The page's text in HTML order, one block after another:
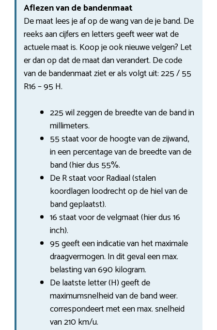
Aflezen van de bandenmaat
De maat lees je af op de wang van de je band. De
reeks aan cijfers en letters geeft weer wat de
actuele maat is. Koop je ook nieuwe velgen? Let
er dan op dat de maat dan verandert. De code
van de bandenmaat ziet er als volgt uit: 225 / 55
R16 – 95 H.
225 wil zeggen de breedte van de band in
millimeters.
55 staat voor de hoogte van de zijwand,
in een percentage van de breedte van de
band (hier dus 55%.
De R staat voor Radiaal (stalen
koordlagen loodrecht op de hiel van de
band geplaatst).
16 staat voor de velgmaat (hier dus 16
inch).
95 geeft een indicatie van het maximale
draagvermogen. In dit geval een max.
belasting van 690 kilogram.
De laatste letter (H) geeft de
maximumsnelheid van de band weer.
correspondeert met een max. snelheid
van 210 km/u.